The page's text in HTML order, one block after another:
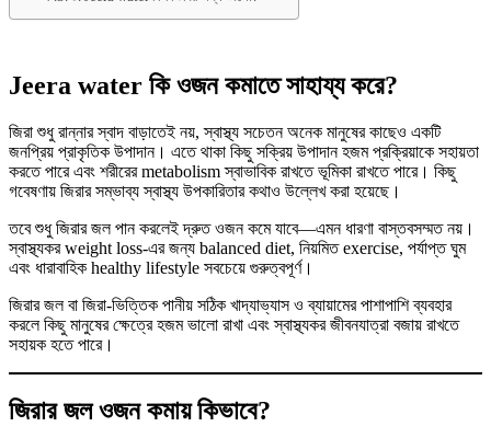
Jeera water কি ওজন কমাতে সাহায্য করে?
জিরা শুধু রান্নার স্বাদ বাড়াতেই নয়, স্বাস্থ্য সচেতন অনেক মানুষের কাছেও একটি
জনপ্রিয় প্রাকৃতিক উপাদান। এতে থাকা কিছু সক্রিয় উপাদান হজম প্রক্রিয়াকে সহায়তা
করতে পারে এবং শরীরের metabolism স্বাভাবিক রাখতে ভূমিকা রাখতে পারে। কিছু
গবেষণায় জিরার সম্ভাব্য স্বাস্থ্য উপকারিতার কথাও উল্লেখ করা হয়েছে।
তবে শুধু জিরার জল পান করলেই দ্রুত ওজন কমে যাবে—এমন ধারণা বাস্তবসম্মত নয়।
স্বাস্থ্যকর weight loss-এর জন্য balanced diet, নিয়মিত exercise, পর্যাপ্ত ঘুম
এবং ধারাবাহিক healthy lifestyle সবচেয়ে গুরুত্বপূর্ণ।
জিরার জল বা জিরা-ভিত্তিক পানীয় সঠিক খাদ্যাভ্যাস ও ব্যায়ামের পাশাপাশি ব্যবহার
করলে কিছু মানুষের ক্ষেত্রে হজম ভালো রাখা এবং স্বাস্থ্যকর জীবনযাত্রা বজায় রাখতে
সহায়ক হতে পারে।
জিরার জল ওজন কমায় কিভাবে?